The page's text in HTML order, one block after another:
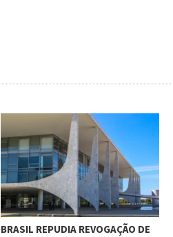
BRASIL REPUDIA REVOGAÇÃO DE